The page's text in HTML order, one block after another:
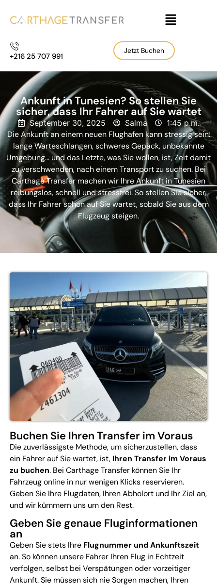
+216 25 707 991
Jetzt Buchen
Ankunft in Tunesien? So stellen Sie
sicher, dass Ihr Fahrer auf Sie wartet
September 30, 2025 Salma 1:45 p.m.
Die Ankunft an einem neuen Flughafen kann stressig sein:
lange Warteschlangen, schweres Gepäck, unbekannte
Umgebung… und das Letzte, was Sie wollen, ist, Zeit damit
zu verschwenden, nach einem Transport zu suchen. Bei
Carthage Transfer machen wir Ihre Ankunft in Tunesien
reibungslos, schnell und stressfrei. So stellen Sie sicher,
dass Ihr Fahrer schon auf Sie wartet, sobald Sie aus dem
Flugzeug steigen.
Buchen Sie Ihren Transfer im Voraus
Die zuverlässigste Methode, um sicherzustellen, dass
ein Fahrer auf Sie wartet, ist, Ihren Transfer im Voraus
zu buchen. Bei Carthage Transfer können Sie Ihr
Fahrzeug online in nur wenigen Klicks reservieren.
Geben Sie Ihre Flugdaten, Ihren Abholort und Ihr Ziel an,
und wir kümmern uns um den Rest.
Geben Sie genaue Fluginformationen
an
Geben Sie stets Ihre Flugnummer und Ankunftszeit
an. So können unsere Fahrer Ihren Flug in Echtzeit
verfolgen, selbst bei Verspätungen oder vorzeitiger
Ankunft. Sie müssen sich nie Sorgen machen, Ihren